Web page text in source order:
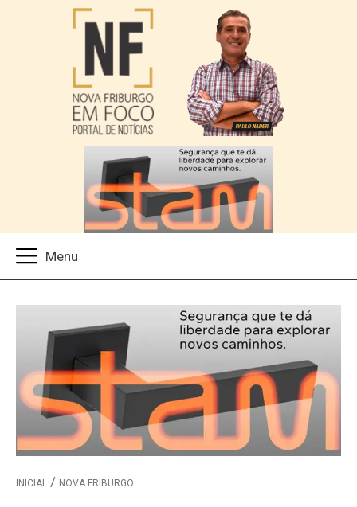
INICIAL NOVA FRIBURGO